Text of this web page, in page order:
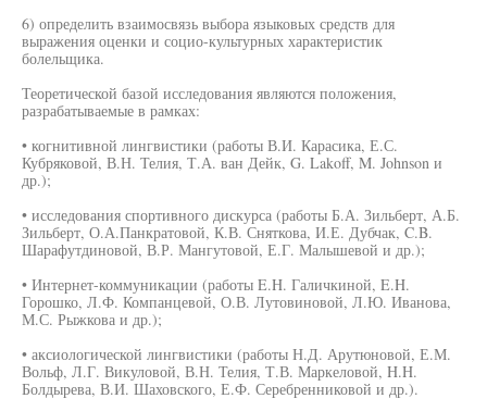
6) определить взаимосвязь выбора языковых средств для
выражения оценки и социо-культурных характеристик
болельщика.
Теоретической базой исследования являются положения,
разрабатываемые в рамках:
• когнитивной лингвистики (работы В.И. Карасика, Е.С.
Кубряковой, В.Н. Телия, Т.А. ван Дейк, G. Lakoff, M. Johnson и
др.);
• исследования спортивного дискурса (работы Б.А. Зильберт, А.Б.
Зильберт, О.А.Панкратовой, К.В. Сняткова, И.Е. Дубчак, C.B.
Шарафутдиновой, В.Р. Мангутовой, Е.Г. Малышевой и др.);
• Интернет-коммуникации (работы E.H. Галичкиной, E.H.
Горошко, Л.Ф. Компанцевой, О.В. Лутовиновой, Л.Ю. Иванова,
М.С. Рыжкова и др.);
• аксиологической лингвистики (работы Н.Д. Арутюновой, Е.М.
Вольф, Л.Г. Викуловой, В.Н. Телия, Т.В. Маркеловой, H.H.
Болдырева, В.И. Шаховского, Е.Ф. Серебренниковой и др.).